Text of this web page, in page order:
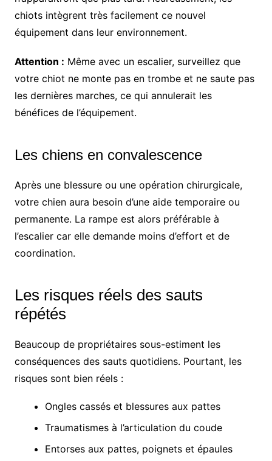
chiots intègrent très facilement ce nouvel
équipement dans leur environnement.
Attention : Même avec un escalier, surveillez que
votre chiot ne monte pas en trombe et ne saute pas
les dernières marches, ce qui annulerait les
bénéfices de l’équipement.
Les chiens en convalescence
Après une blessure ou une opération chirurgicale,
votre chien aura besoin d’une aide temporaire ou
permanente. La rampe est alors préférable à
l’escalier car elle demande moins d’effort et de
coordination.
Les risques réels des sauts
répétés
Beaucoup de propriétaires sous-estiment les
conséquences des sauts quotidiens. Pourtant, les
risques sont bien réels :
Ongles cassés et blessures aux pattes
Traumatismes à l’articulation du coude
Entorses aux pattes, poignets et épaules